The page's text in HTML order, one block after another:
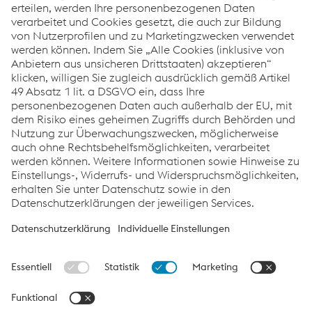
kg/t Produkt
Service